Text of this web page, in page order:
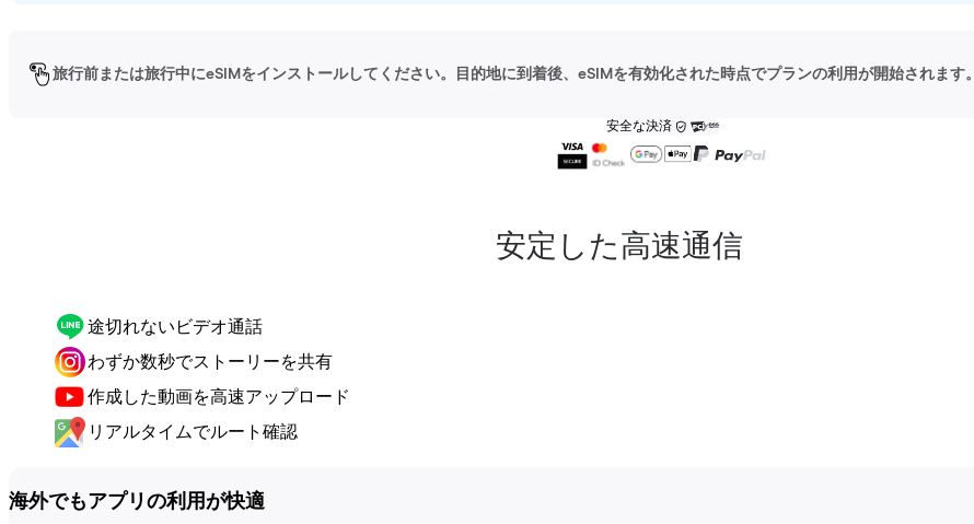
旅行前または旅行中にeSIMをインストールしてください。目的地に到着後、eSIMを有効化された時点でプランの利用が開始されます。
安全な決済
安定した高速通信
途切れないビデオ通話
わずか数秒でストーリーを共有
作成した動画を高速アップロード
リアルタイムでルート確認
海外でもアプリの利用が快適